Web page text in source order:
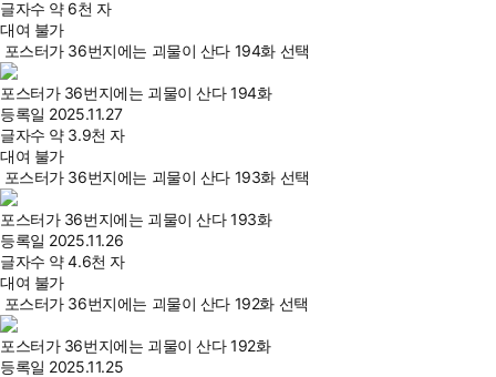
글자수 약 6천 자
대여 불가
포스터가 36번지에는 괴물이 산다 194화 선택
포스터가 36번지에는 괴물이 산다 194화
등록일 2025.11.27
글자수 약 3.9천 자
대여 불가
포스터가 36번지에는 괴물이 산다 193화 선택
포스터가 36번지에는 괴물이 산다 193화
등록일 2025.11.26
글자수 약 4.6천 자
대여 불가
포스터가 36번지에는 괴물이 산다 192화 선택
포스터가 36번지에는 괴물이 산다 192화
등록일 2025.11.25